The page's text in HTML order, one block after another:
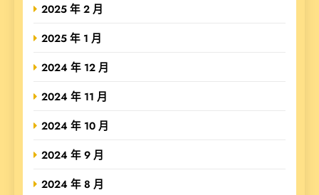
2025 年 2 月
2025 年 1 月
2024 年 12 月
2024 年 11 月
2024 年 10 月
2024 年 9 月
2024 年 8 月